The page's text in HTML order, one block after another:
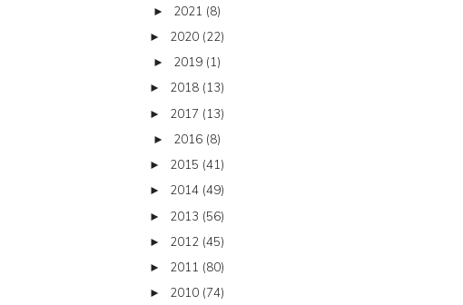
► 2021 (8)
► 2020 (22)
► 2019 (1)
► 2018 (13)
► 2017 (13)
► 2016 (8)
► 2015 (41)
► 2014 (49)
► 2013 (56)
► 2012 (45)
► 2011 (80)
► 2010 (74)